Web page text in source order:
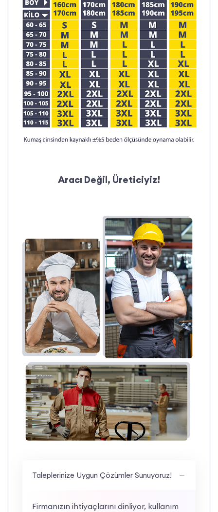
Hızlı Teslimat:Siparişlerinizi zamanında
teslim ederek projelerinizin aksamamasını
sağlıyoruz.
İletişim Bilgileri:
Telefon: 0212 909 19 45
WhatsApp: 0532 685 83 00
Mail:teklif@ismarketi.com
Aracı Değil, Üreticiyiz!
Taleplerinize Uygun Çözümler Sunuyoruz!
Firmanızın ihtiyaçlarını dinliyor, kullanım